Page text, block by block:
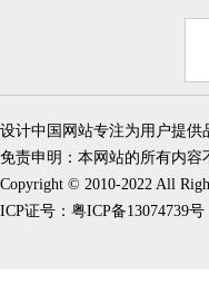
设计中国网站专注为用户提
免责申明：本网站的所有内容
Copyright © 2010-2022 All
ICP证号： 粤ICP备13074739号